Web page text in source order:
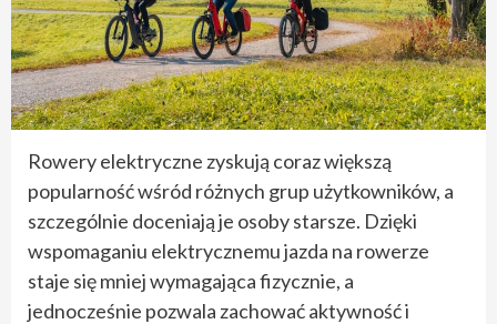
Rowery elektryczne zyskują coraz większą
popularność wśród różnych grup użytkowników, a
szczególnie doceniają je osoby starsze. Dzięki
wspomaganiu elektrycznemu jazda na rowerze
staje się mniej wymagająca fizycznie, a
jednocześnie pozwala zachować aktywność i